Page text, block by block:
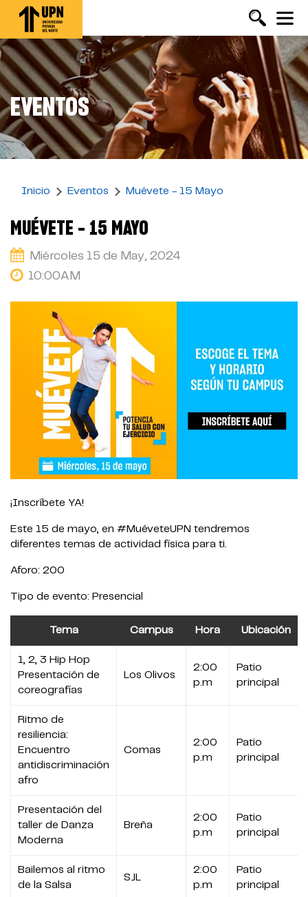
Pasar
contenido
principal
EVENTOS
Inicio Eventos Muévete - 15 Mayo
MUÉVETE - 15 MAYO
Miércoles 15 de May, 2024
10:00AM
¡Inscríbete YA!
Este 15 de mayo, en #MuéveteUPN tendremos
diferentes temas de actividad física para ti.
Aforo: 200
Tipo de evento: Presencial
Tema Campus Hora Ubicación
1, 2, 3 Hip Hop
Presentación de
coreografías
Los Olivos
2:00
p.m
Patio
principal
Ritmo de
resiliencia:
Encuentro
antidiscriminación
afro
Comas
2:00
p.m
Patio
principal
Presentación del
taller de Danza
Moderna
Breña
2:00
p.m
Patio
principal
Bailemos al ritmo
de la Salsa
SJL
2:00
p.m
Patio
principal